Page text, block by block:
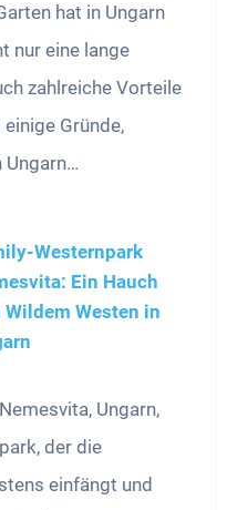
hat in Ungarn
nur eine lange
zahlreiche Vorteile
Gründe,
Ungarn…
Westernpark
Ein Hauch
Wildem Westen in
Ungarn,
der die
einfängt und